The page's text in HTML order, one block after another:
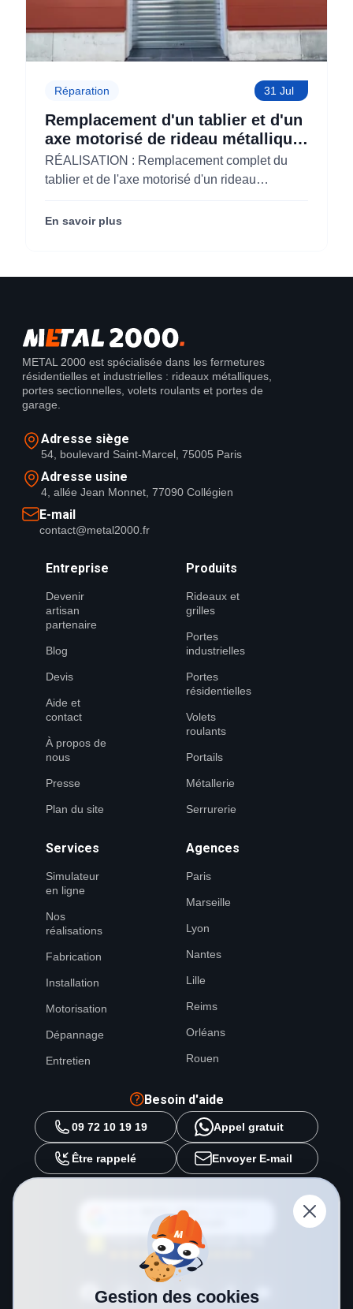
Réparation 31 Jul
Remplacement d'un tablier et d'un
axe motorisé de rideau métallique
pour M'CHADAL (Optical Center)
(95)
RÉALISATION : Remplacement complet du
tablier et de l'axe motorisé d'un rideau
Center) (95290).
En savoir plus
METAL 2000 est spécialisée dans les fermetures
résidentielles et industrielles : rideaux métalliques,
portes sectionnelles, volets roulants et portes de
garage.
Adresse siège
54, boulevard Saint-Marcel, 75005 Paris
Adresse usine
4, allée Jean Monnet, 77090 Collégien
E-mail
contact@metal2000.fr
Entreprise
Devenir
artisan
partenaire
Blog
Devis
Aide et
contact
À propos de
nous
Presse
Plan du site
Produits
Rideaux et
grilles
Portes
industrielles
Portes
résidentielles
Volets
roulants
Portails
Métallerie
Serrurerie
Services
Simulateur
en ligne
Nos
réalisations
Fabrication
Installation
Motorisation
Dépannage
Entretien
Agences
Paris
Marseille
Lyon
Nantes
Lille
Reims
Orléans
Rouen
Besoin d'aide
09 72 10 19 19 Appel gratuit
Être rappelé Envoyer E-mail
METAL 2000
source préférée surGoogle
Gestion des cookies